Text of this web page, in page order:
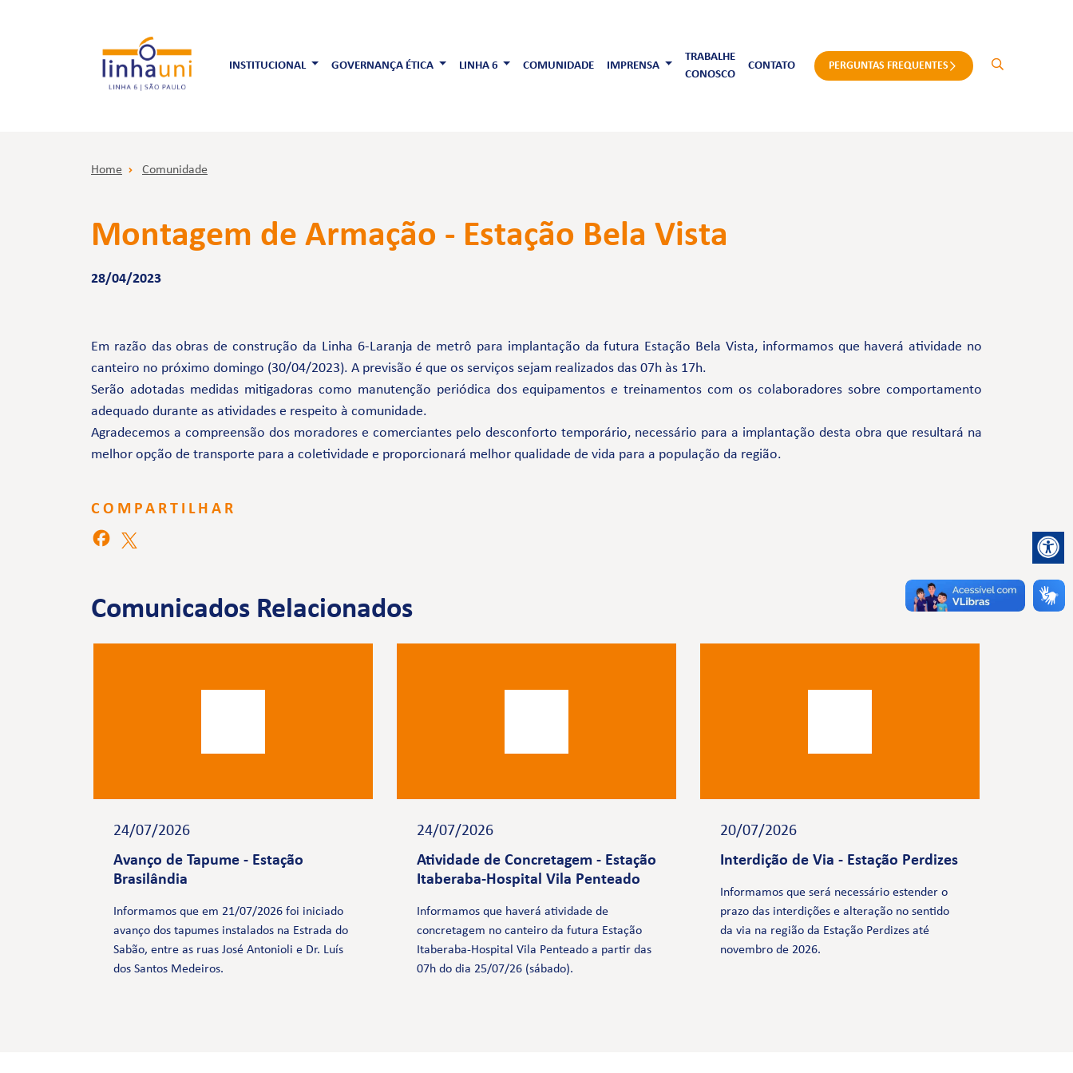
INSTITUCIONAL GOVERNANÇA ÉTICA LINHA 6 COMUNIDADE IMPRENSA
TRABALHE
CONOSCO
CONTATO PERGUNTAS FREQUENTES
Home Comunidade
Montagem de Armação - Estação Bela Vista
28/04/2023
Em razão das obras de construção da Linha 6-Laranja de metrô para implantação da futura Estação Bela Vista, informamos que haverá atividade no
canteiro no próximo domingo (30/04/2023). A previsão é que os serviços sejam realizados das 07h às 17h.
Serão adotadas medidas mitigadoras como manutenção periódica dos equipamentos e treinamentos com os colaboradores sobre comportamento
adequado durante as atividades e respeito à comunidade.
Agradecemos a compreensão dos moradores e comerciantes pelo desconforto temporário, necessário para a implantação desta obra que resultará na
melhor opção de transporte para a coletividade e proporcionará melhor qualidade de vida para a população da região.
COMPARTILHAR
Comunicados Relacionados
24/07/2026
Avanço de Tapume - Estação
Brasilândia
Informamos que em 21/07/2026 foi iniciado
avanço dos tapumes instalados na Estrada do
Sabão, entre as ruas José Antonioli e Dr. Luís
dos Santos Medeiros.
24/07/2026
Atividade de Concretagem - Estação
Itaberaba-Hospital Vila Penteado
Informamos que haverá atividade de
concretagem no canteiro da futura Estação
Itaberaba-Hospital Vila Penteado a partir das
07h do dia 25/07/26 (sábado).
20/07/2026
Interdição de Via - Estação Perdizes
Informamos que será necessário estender o
prazo das interdições e alteração no sentido
da via na região da Estação Perdizes até
novembro de 2026.